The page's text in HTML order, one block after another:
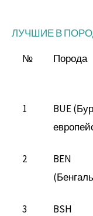
ЛУЧШИЕ В
№
Порода
1
BUE
2
BEN
3
BSH